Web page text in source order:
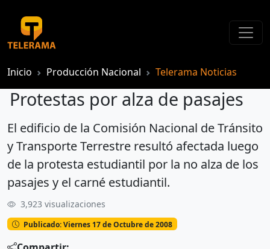
Inicio Producción Nacional Telerama Noticias
Protestas por alza de pasajes
Protestas por alza de pasajes
El edificio de la Comisión Nacional de Tránsito
y Transporte Terrestre resultó afectada luego
de la protesta estudiantil por la no alza de los
pasajes y el carné estudiantil.
3,923 visualizaciones
Publicado: Viernes 17 de Octubre de 2008